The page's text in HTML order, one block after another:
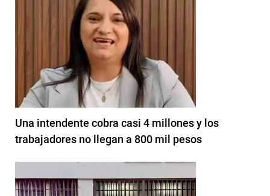
Una intendente cobra casi 4 millones y los
trabajadores no llegan a 800 mil pesos